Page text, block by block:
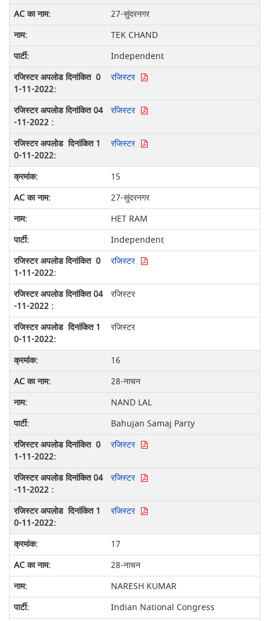
27-सुंदरनगर
TEK CHAND
Independent
रजिस्टर
रजिस्टर
रजिस्टर
15
27-सुंदरनगर
HET RAM
Independent
रजिस्टर
रजिस्टर
रजिस्टर
16
28-नाचन
NAND LAL
Bahujan Samaj Party
रजिस्टर
रजिस्टर
रजिस्टर
17
28-नाचन
NARESH KUMAR
Indian National Congress